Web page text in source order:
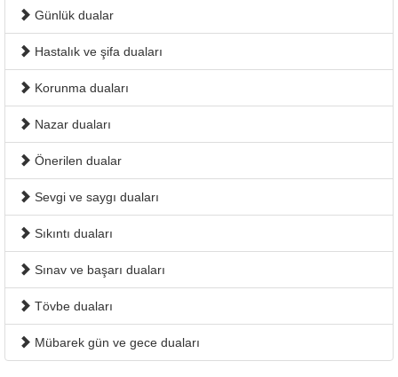
Günlük dualar
Hastalık ve şifa duaları
Korunma duaları
Nazar duaları
Önerilen dualar
Sevgi ve saygı duaları
Sıkıntı duaları
Sınav ve başarı duaları
Tövbe duaları
Mübarek gün ve gece duaları